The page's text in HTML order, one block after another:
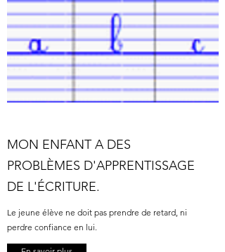
MON ENFANT A DES
PROBLÈMES D'APPRENTISSAGE
DE L'ÉCRITURE.
Le jeune élève ne doit pas prendre de retard, ni
perdre confiance en lui.